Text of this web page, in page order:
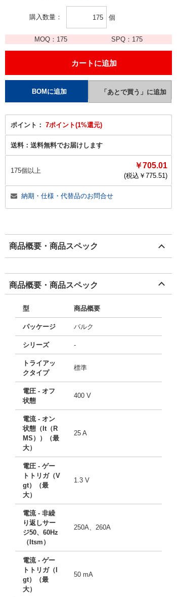
購入数量 個
MOQ： 175 SPQ： 175
ポイント： 7ポイント(1%還元)
送料： 送料無料でお届けします
175個以上
￥705.01
(税込￥ 775.51)
納期・仕様・代替品のお問合せ
商品概要・商品スペック
商品概要・商品スペック
型 商品概要
パッケージ バルク
シリーズ -
トライアッ
クタイプ
標準
電圧 - オフ
状態
400 V
電流 - オン
状態（It（R
MS））（最
大）
25 A
電圧 - ゲー
トトリガ（V
gt）（最
大）
1.3 V
電流 - 非繰
り返しサー
ジ50、60Hz
（Itsm）
250A、260A
電流 - ゲー
トトリガ（I
gt）（最
大）
50 mA